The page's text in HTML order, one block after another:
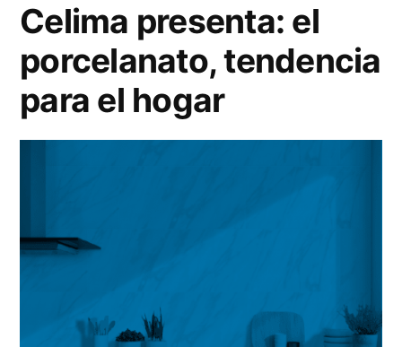
Celima presenta: el
porcelanato, tendencia
para el hogar